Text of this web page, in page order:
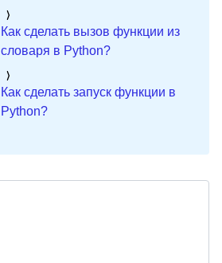
Как сделать вызов функции из
словаря в Python?
Как сделать запуск функции в
Python?